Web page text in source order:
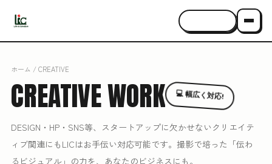
ホーム / CREATIVE
CREATIVEWORK 💻 幅広く対応!
DESIGN・HP・SNS等、スタートアップに欠かせないクリエイテ
ィブ関連にもLICはお手伝い対応可能です。撮影で培った「伝わ
るビジュアル」の力を、あなたのビジネスにも。